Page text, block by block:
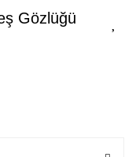
Gözlüğü